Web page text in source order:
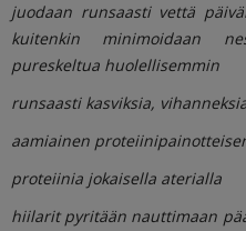
juodaan runsaasti vettä
kuitenkin minimoidaan
pureskeltua huolellisemmin
runsaasti kasviksia,
aamiainen
proteiinia jokaisella aterialla
hiilarit pyritään nauttimaan